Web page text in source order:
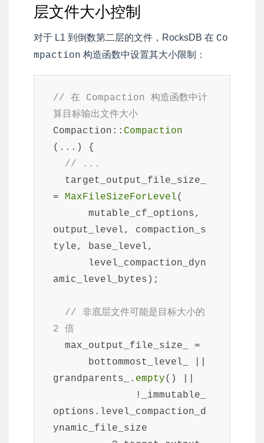
层文件大小控制
对于 L1 到倒数第二层的文件，RocksDB 在 Co
mpaction 构造函数中设置其大小限制：
// 在 Compaction 构造函数中计
算目标输出文件大小
Compaction:: Compaction
(...) {
// ...
= MaxFileSizeForLevel(
output_level, compaction_s
tyle, base_level,
amic_level_bytes);
// 非底层文件可能是目标大小的
2 倍
grandparents_. empty() ||
options.level_compaction_d
ynamic_file_size